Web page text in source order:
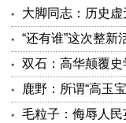
双石：高华颠覆史
鹿野：所谓“高玉
毛粒子：侮辱人